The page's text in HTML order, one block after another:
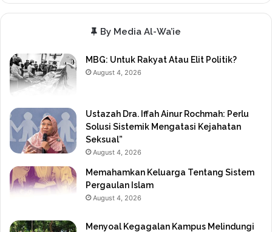
By Media Al-Wa’ie
MBG: Untuk Rakyat Atau Elit Politik?
August 4, 2026
Ustazah Dra. Iffah Ainur Rochmah: Perlu
Solusi Sistemik Mengatasi Kejahatan
Seksual”
August 4, 2026
Memahamkan Keluarga Tentang Sistem
Pergaulan Islam
August 4, 2026
Menyoal Kegagalan Kampus Melindungi